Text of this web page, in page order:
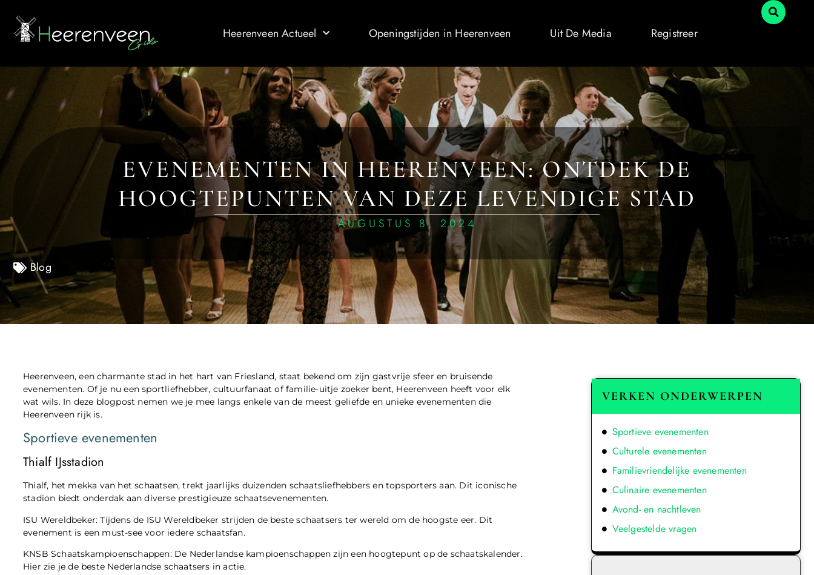
Heerenveen Actueel Openingstijden in Heerenveen Uit De Media Registreer
EVENEMENTEN IN HEERENVEEN: ONTDEK DE
HOOGTEPUNTEN VAN DEZE LEVENDIGE STAD
AUGUSTUS 8, 2024
Blog
Heerenveen, een charmante stad in het hart van Friesland, staat bekend om zijn gastvrije sfeer en bruisende
evenementen. Of je nu een sportliefhebber, cultuurfanaat of familie-uitje zoeker bent, Heerenveen heeft voor elk
wat wils. In deze blogpost nemen we je mee langs enkele van de meest geliefde en unieke evenementen die
Heerenveen rijk is.
Sportieve evenementen
Thialf IJsstadion
Thialf, het mekka van het schaatsen, trekt jaarlijks duizenden schaatsliefhebbers en topsporters aan. Dit iconische
stadion biedt onderdak aan diverse prestigieuze schaatsevenementen.
ISU Wereldbeker: Tijdens de ISU Wereldbeker strijden de beste schaatsers ter wereld om de hoogste eer. Dit
evenement is een must-see voor iedere schaatsfan.
KNSB Schaatskampioenschappen: De Nederlandse kampioenschappen zijn een hoogtepunt op de schaatskalender.
Hier zie je de beste Nederlandse schaatsers in actie.
VERKEN ONDERWERPEN
Sportieve evenementen
Culturele evenementen
Familievriendelijke evenementen
Culinaire evenementen
Avond- en nachtleven
Veelgestelde vragen